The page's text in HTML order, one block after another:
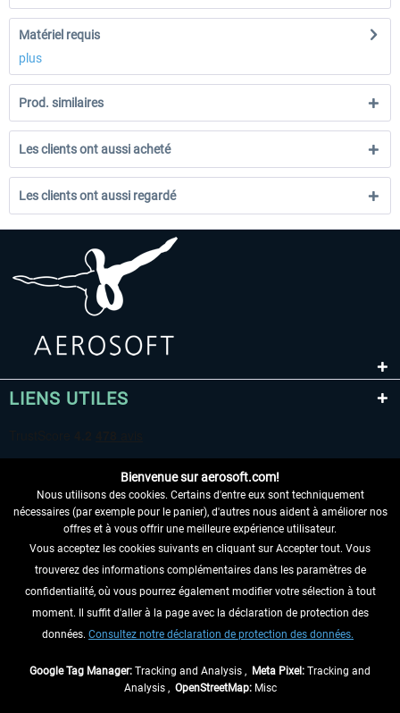
Matériel requis
plus
Prod. similaires
Les clients ont aussi acheté
Les clients ont aussi regardé
LIENS UTILES
RENONCER AU CONTRAT ICI
INFORMATIONS
NE MANQUEZ PAS LES DERNIÈRES
Bienvenue sur aerosoft.com!
Nous utilisons des cookies. Certains d'entre eux sont techniquement
nécessaires (par exemple pour le panier), d'autres nous aident à améliorer nos
offres et à vous offrir une meilleure expérience utilisateur.
Vous acceptez les cookies suivants en cliquant sur Accepter tout. Vous
trouverez des informations complémentaires dans les paramètres de
confidentialité, où vous pourrez également modifier votre sélection à tout
moment. Il suffit d'aller à la page avec la déclaration de protection des
données. Consultez notre déclaration de protection des données.
Google Tag Manager: Tracking and Analysis , Meta Pixel: Tracking and
Analysis , OpenStreetMap:Misc